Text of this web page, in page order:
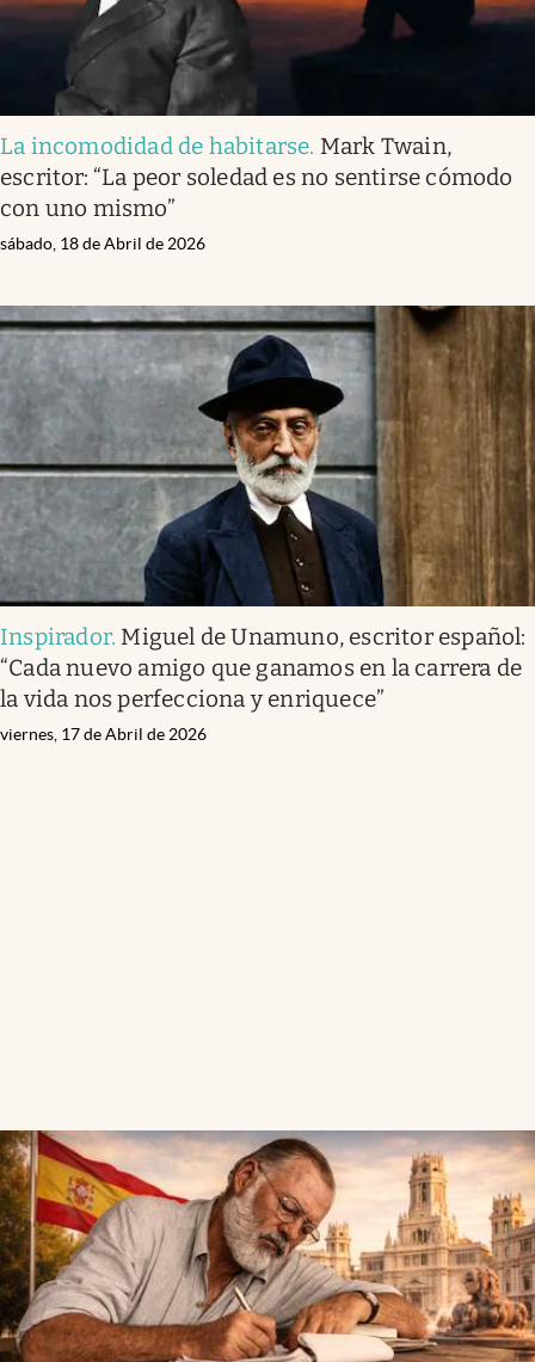
La incomodidad de habitarse. Mark Twain,
escritor: “La peor soledad es no sentirse cómodo
con uno mismo”
sábado, 18 de Abril de 2026
Inspirador. Miguel de Unamuno, escritor español:
“Cada nuevo amigo que ganamos en la carrera de
la vida nos perfecciona y enriquece”
viernes, 17 de Abril de 2026